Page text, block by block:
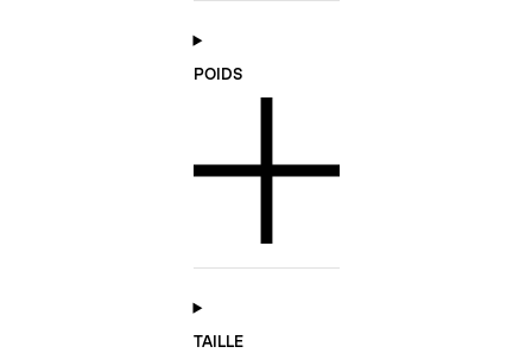
POIDS
TAILLE